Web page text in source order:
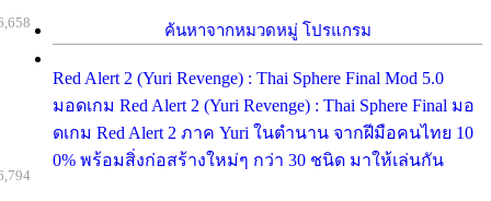
ค้นหาจากหมวดหมู่ โปรแกรม
Red Alert 2 (Yuri Revenge) : Thai Sphere Final Mod 5.0
มอดเกม Red Alert 2 (Yuri Revenge) : Thai Sphere Final มอ
ดเกม Red Alert 2 ภาค Yuri ในตำนาน จากฝีมือคนไทย 10
0% พร้อมสิ่งก่อสร้างใหม่ๆ กว่า 30 ชนิด มาให้เล่นกัน